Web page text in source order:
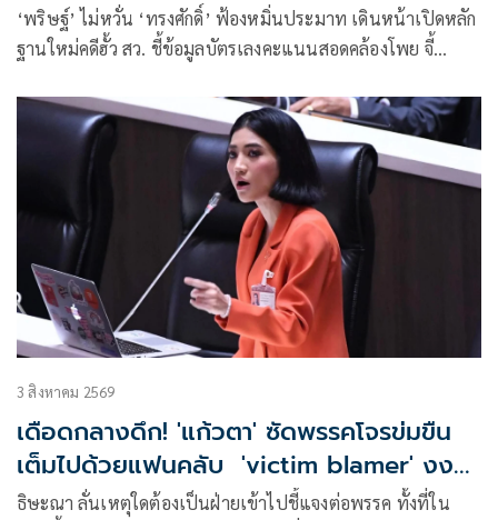
‘พริษฐ์’ ไม่หวั่น ‘ทรงศักดิ์’ ฟ้องหมิ่นประมาท เดินหน้าเปิดหลัก
ฐานใหม่คดีฮั้ว สว. ชี้ข้อมูลบัตรเลงคะแนนสอดคล้องโพย จี้
3 สิงหาคม 2569
เดือดกลางดึก! 'แก้วตา' ซัดพรรคโจรข่มขืน
เต็มไปด้วยแฟนคลับ 'victim blamer' งง
ผลักภาระผู้เสียหายพิสูจน์ตัว
ธิษะณา ลั่นเหตุใดต้องเป็นฝ่ายเข้าไปชี้แจงต่อพรรค ทั้งที่ใน